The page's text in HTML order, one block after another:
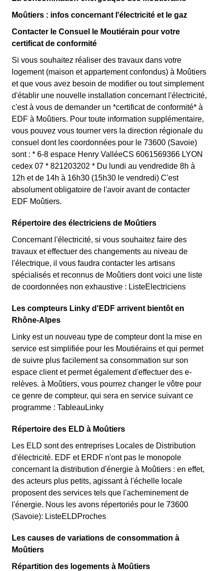
Moûtiers : infos concernant l'électricité et le gaz
Contacter le Consuel le Moutiérain pour votre
certificat de conformité
Si vous souhaitez réaliser des travaux dans votre
logement (maison et appartement confondus) à Moûtiers
et que vous avez besoin de modifier ou tout simplement
d'établir une nouvelle installation concernant l'électricité,
c'est à vous de demander un *certificat de conformité* à
EDF à Moûtiers. Pour toute information supplémentaire,
vous pouvez vous tourner vers la direction régionale du
consuel dont les coordonnées pour le 73600 (Savoie)
sont : * 6-8 espace Henry ValléeCS 6061569366 LYON
cedex 07 * 821203202 * Du lundi au vendredide 8h à
12h et de 14h à 16h30 (15h30 le vendredi) C'est
absolument obligatoire de l'avoir avant de contacter
EDF Moûtiers.
Répertoire des électriciens de Moûtiers
Concernant l'électricité, si vous souhaitez faire des
travaux et effectuer des changements au niveau de
l'électrique, il vous faudra contacter les artisans
spécialisés et reconnus de Moûtiers dont voici une liste
de coordonnées non exhaustive : ListeElectriciens
Les compteurs Linky d'EDF arrivent bientôt en
Rhône-Alpes
Linky est un nouveau type de compteur dont la mise en
service est simplifiée pour les Moutiérains et qui permet
de suivre plus facilement sa consommation sur son
espace client et permet également d'effectuer des e-
relèves. à Moûtiers, vous pourrez changer le vôtre pour
ce genre de compteur, qui sera en service suivant ce
programme : TableauLinky
Répertoire des ELD à Moûtiers
Les ELD sont des entreprises Locales de Distribution
d'électricité. EDF et ERDF n'ont pas le monopole
concernant la distribution d'énergie à Moûtiers : en effet,
des acteurs plus petits, agissant à l'échelle locale
proposent des services tels que l'acheminement de
l'énergie. Nous les avons répertoriés pour le 73600
(Savoie): ListeELDProches
Les causes de variations de consommation à
Moûtiers
Répartition des logements à Moûtiers